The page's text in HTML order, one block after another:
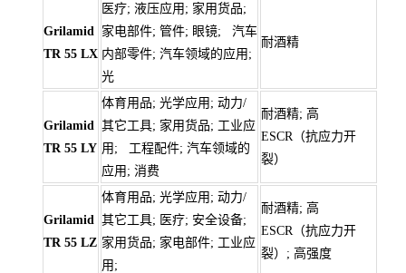
Grilamid
TR 55 LX
医疗; 液压应用; 家用货品;
家电部件; 管件; 眼镜; 汽车
内部零件; 汽车领域的应用;
光
耐酒精
Grilamid
TR 55 LY
体育用品; 光学应用; 动力/
其它工具; 家用货品; 工业应
用; 工程配件; 汽车领域的
应用; 消费
耐酒精; 高
ESCR（抗应力开
裂）
Grilamid
TR 55 LZ
体育用品; 光学应用; 动力/
其它工具; 医疗; 安全设备;
家用货品; 家电部件; 工业应
用;
耐酒精; 高
ESCR（抗应力开
裂）; 高强度